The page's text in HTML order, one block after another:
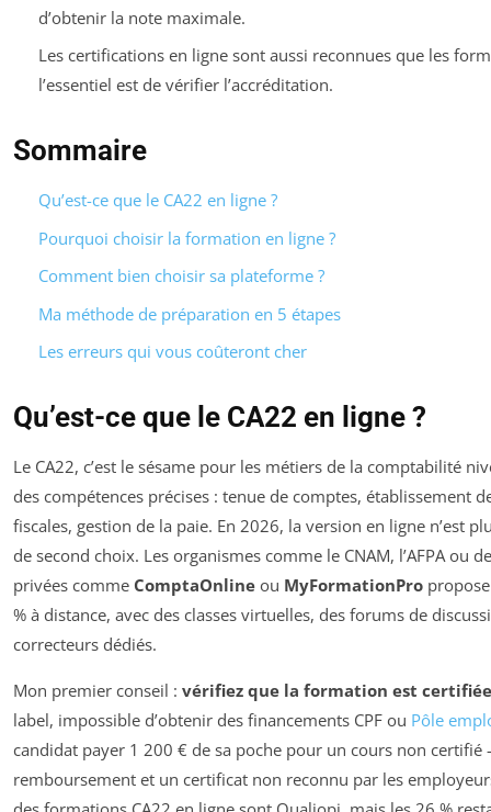
d’obtenir la note maximale.
Les certifications en ligne sont aussi reconnues que les
l’essentiel est de vérifier l’accréditation.
Sommaire
Qu’est-ce que le CA22 en ligne ?
Pourquoi choisir la formation en ligne ?
Comment bien choisir sa plateforme ?
Ma méthode de préparation en 5 étapes
Les erreurs qui vous coûteront cher
Qu’est-ce que le CA22 en ligne ?
Le CA22, c’est le sésame pour les métiers de la comptabilité
des compétences précises : tenue de comptes, établissement
fiscales, gestion de la paie. En 2026, la version en ligne n’est
de second choix. Les organismes comme le CNAM, l’AFPA ou
privées comme ComptaOnline ou MyFormationPro
% à distance, avec des classes virtuelles, des forums de
correcteurs dédiés.
Mon premier conseil : vérifiez que la formation est
label, impossible d’obtenir des financements CPF ou Pôle
candidat payer 1 200 € de sa poche pour un cours non
remboursement et un certificat non reconnu par les